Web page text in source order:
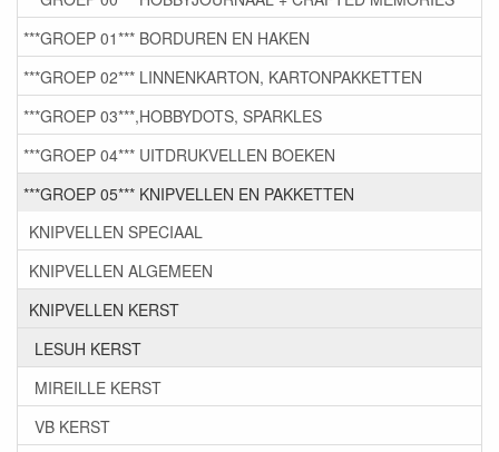
***GROEP 01*** BORDUREN EN HAKEN
***GROEP 02*** LINNENKARTON, KARTONPAKKETTEN
***GROEP 03***,HOBBYDOTS, SPARKLES
***GROEP 04*** UITDRUKVELLEN BOEKEN
***GROEP 05*** KNIPVELLEN EN PAKKETTEN
KNIPVELLEN SPECIAAL
KNIPVELLEN ALGEMEEN
KNIPVELLEN KERST
LESUH KERST
MIREILLE KERST
VB KERST